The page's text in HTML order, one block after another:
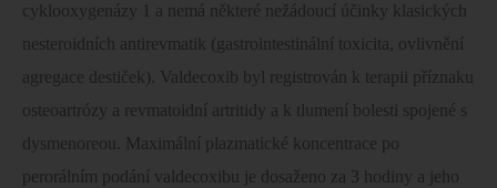
cyklooxygenázy
1 a nemá některé nežádoucí účinky klasických
nesteroidních antirevmatik (gastrointestinální toxicita, ovlivnění
agregace destiček). Valdecoxib byl registrován k terapii příznaku
osteoartrózy a revmatoidní artritidy a k tlumení bolesti spojené s
dysmenoreou. Maximální plazmatické koncentrace po
perorálním podání valdecoxibu je dosaženo za 3 hodiny a jeho